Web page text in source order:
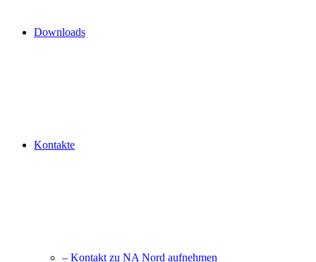
Downloads
Kontakte
– Kontakt zu NA Nord aufnehmen